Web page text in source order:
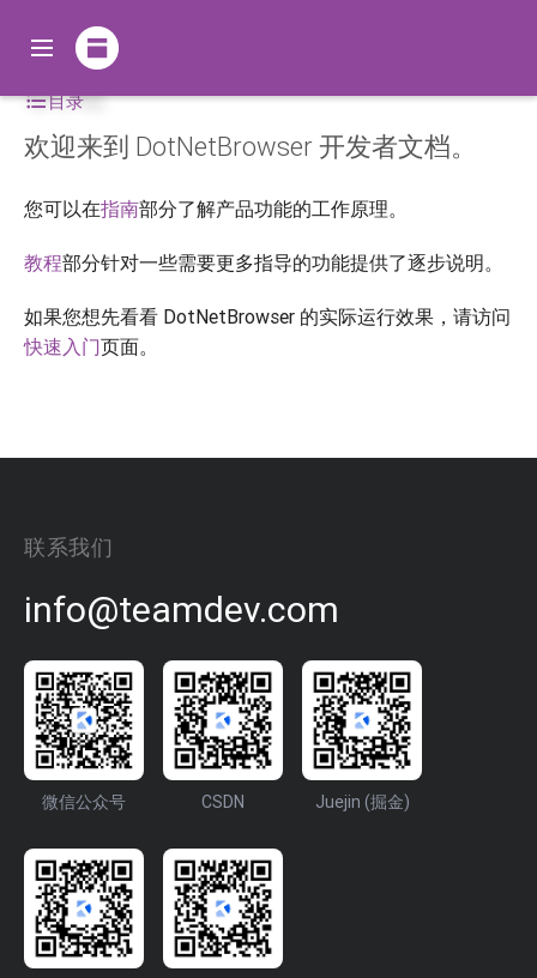
目录
欢迎
欢迎来到 DotNetBrowser 开发者文档。
您可以在指南部分了解产品功能的工作原理。
教程部分针对一些需要更多指导的功能提供了逐步说明。
如果您想先看看 DotNetBrowser 的实际运行效果，请访问
快速入门页面。
联系我们
info@teamdev.com
微信公众号 CSDN Juejin (掘金)